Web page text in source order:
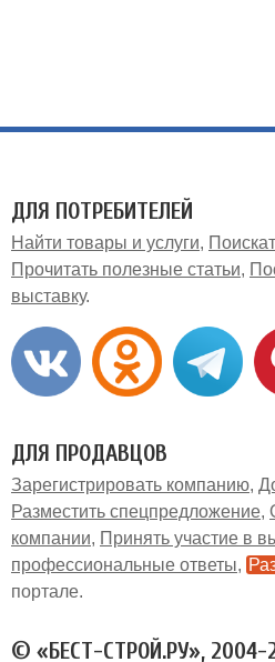
ДЛЯ ПОТРЕБИТЕЛЕЙ
Найти товары и услуги
Прочитать полезные статьи
выставку
ДЛЯ ПРОДАВЦОВ
Зарегистрировать компанию
Разместить спецпредложение
компании
Принять участие в
профессиональные ответы
портале
© «БЕСТ-СТРОЙ.РУ», 2004-